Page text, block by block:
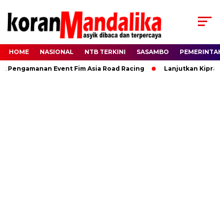
HOME NASIONAL NTB TERKINI SASAMBO
Event Fim Asia Road Racing Lanjutkan Kiprah